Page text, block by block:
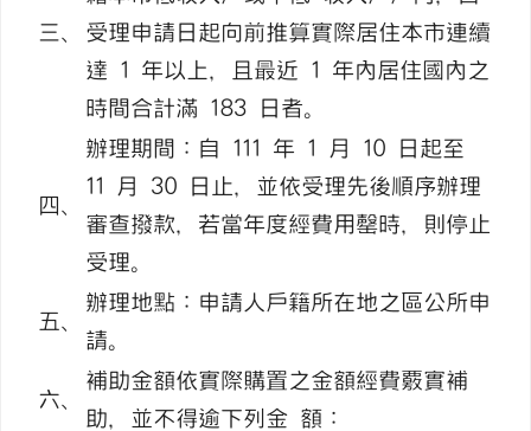
三、
受理申請日起向前推算實際居住本市連續
達 1 年以上，且最近 1 年內居住國內之
時間合計滿 183 日者。
四、
辦理期間：自 111 年 1 月 10 日起至
11 月 30 日止，並依受理先後順序辦理
審查撥款，若當年度經費用罄時，則停止
受理。
五、
辦理地點：申請人戶籍所在地之區公所申
請。
六、
補助金額依實際購置之金額經費覈實補
助，並不得逾下列金 額：